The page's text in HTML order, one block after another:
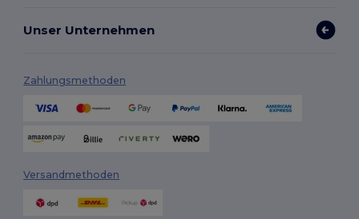
Unser Unternehmen
Zahlungsmethoden
Versandmethoden